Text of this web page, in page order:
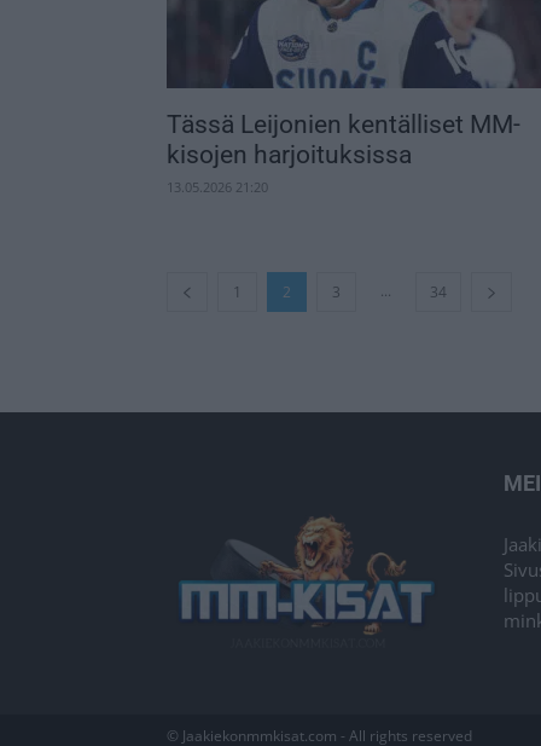
Tässä Leijonien kentälliset MM-
kisojen harjoituksissa
13.05.2026 21:20
1 2 3 ... 34
© Jaakiekonmmkisat.com - All rights reserved